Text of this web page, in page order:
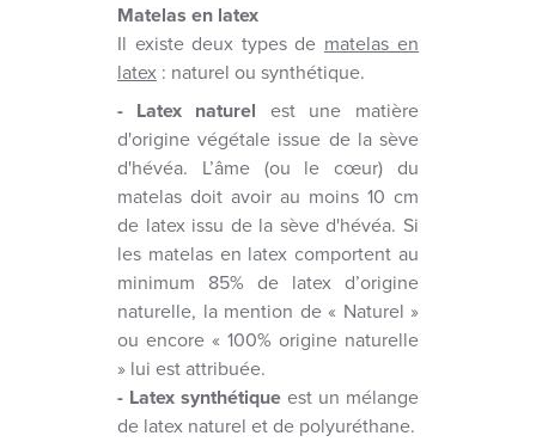
Matelas en latex
Il existe deux types de matelas en
latex : naturel ou synthétique.
- Latex naturel est une matière
d'origine végétale issue de la sève
d'hévéa. L’âme (ou le cœur) du
matelas doit avoir au moins 10 cm
de latex issu de la sève d'hévéa. Si
les matelas en latex comportent au
minimum 85% de latex d’origine
naturelle, la mention de « Naturel »
ou encore « 100% origine naturelle
» lui est attribuée.
- Latex synthétique est un mélange
de latex naturel et de polyuréthane.